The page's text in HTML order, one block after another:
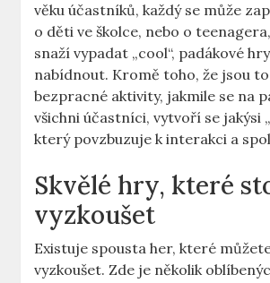
věku účastníků, každý se může
o děti ve školce, nebo o
snaží vypadat „cool“, padákové
nabídnout. Kromě toho, že jsou
bezpracné aktivity, jakmile se na
všichni účastníci, vytvoří se jakýsi
který povzbuzuje k interakci a
Skvělé hry, které
vyzkoušet
Existuje spousta her, které
vyzkoušet. Zde je několik